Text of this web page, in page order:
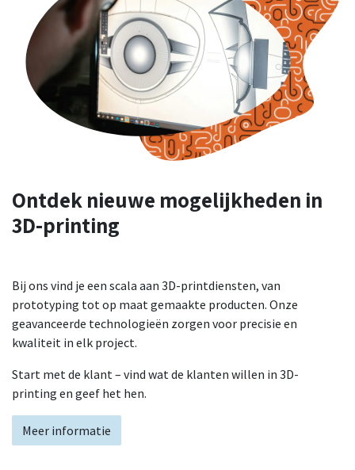
Ontdek nieuwe mogelijkheden in
3D-printing
Bij ons vind je een scala aan 3D-printdiensten, van
prototyping tot op maat gemaakte producten. Onze
geavanceerde technologieën zorgen voor precisie en
kwaliteit in elk project.
Start met de klant – vind wat de klanten willen in 3D-
printing en geef het hen.
Meer informatie